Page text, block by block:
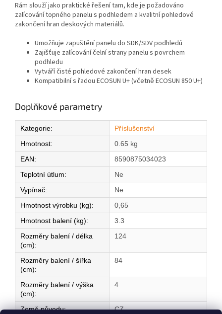
Rám slouží jako praktické řešení tam, kde je požadováno
zalícování topného panelu s podhledem a kvalitní pohledové
zakončení hran deskových materiálů.
Umožňuje zapuštění panelu do SDK/SDV podhledů
Zajišťuje zalícování čelní strany panelu s povrchem
podhledu
Vytváří čisté pohledové zakončení hran desek
Kompatibilní s řadou ECOSUN U+ (včetně ECOSUN 850 U+)
Doplňkové parametry
Kategorie:
Příslušenství
Hmotnost:
0.65 kg
EAN:
8590875034023
Teplotní útlum:
Ne
Vypínač:
Ne
Hmotnost výrobku (kg):
0,65
Hmotnost balení (kg):
3.3
Rozměry balení / délka
(cm):
124
Rozměry balení / šířka
(cm):
84
Rozměry balení / výška
(cm):
4
Země původu: CZ